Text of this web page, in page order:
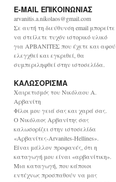
χ
ε
ί
ο
E-MAIL ΕΠΙΚΟΙΝΩΝΙΑΣ
arvanitis.a.nikolaos@gmail.com
Σε αυτή τη διεύθυνση email μπορείτε
να στείλετε τυχόν ιστορικό υλικό
για ΑΡΒΑΝΙΤΕΣ που έχετε και αφού
ελεγχθεί και εγκριθεί, θα
συμπεριληφθεί στην ιστοσελίδα.
ΚΑΛΩΣΟΡΙΣΜΑ
Χαιρετισμός του Νικόλαου Α.
Αρβανίτη
Φίλοι μου γειά σας και χαρά σας.
Ο Νικόλαος Αρβανίτης σας
καλωσορίζει στην ιστοσελίδα
«Αρβανίτες-Arvanites-Hellines».
Είναι μάλλον προφανές, ότι η
καταγωγή μου είναι «αρβανίτικη».
Μια καταγωγή, που κάποιοι
εντέχνως προσπαθούν να μας